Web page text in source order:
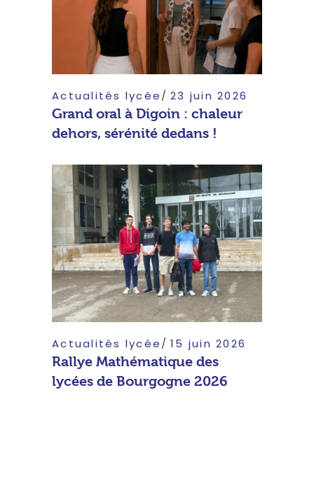
Actualités lycée 23 juin 2026
Grand oral à Digoin : chaleur
dehors, sérénité dedans !
Actualités lycée 15 juin 2026
Rallye Mathématique des
lycées de Bourgogne 2026